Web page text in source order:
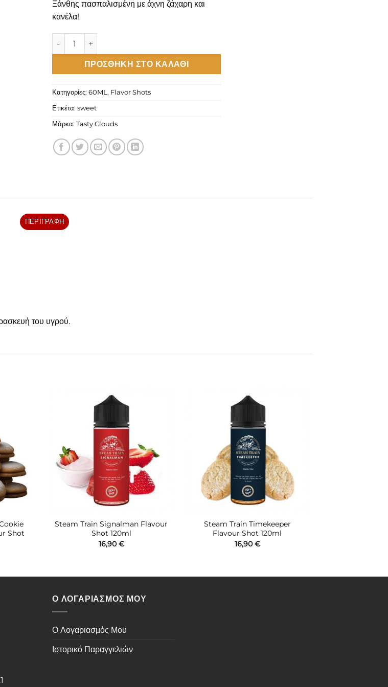
Ξάνθης πασπαλισμένη με άχνη ζάχαρη και
κανέλα!
Tasty Clouds Pantofla Flavour Shot 60ml ποσότητα
ΠΡΟΣΘΉΚΗ ΣΤΟ ΚΑΛΆΘΙ
Κατηγορίες: 60ML, Flavor Shots
Ετικέτα: sweet
Μάρκα: Tasty Clouds
ΠΕΡΙΓΡΑΦΉ
του υγρού.
Shot
Steam Train Signalman Flavour
Shot 120ml
16,90€
Steam Train Timekeeper
Flavour Shot 120ml
16,90€
Ο ΛΟΓΑΡΙΑΣΜΟΣ ΜΟΥ
Ο Λογαριασμός Μου
Ιστορικό Παραγγελιών